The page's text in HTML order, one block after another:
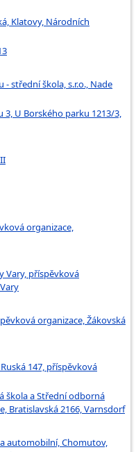
Klatovy, Národních
střední škola, s.r.o., Nade
3, U Borského parku 1213/3,
organizace,
Vary, příspěvková
organizace, Žákovská
147, příspěvková
škola a Střední odborná
Bratislavská 2166, Varnsdorf
automobilní, Chomutov,